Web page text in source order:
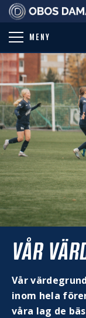
MENY
VÅR
Vår
inom hela
våra lag de